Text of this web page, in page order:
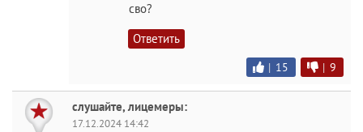
сво?
Ответить
| 15 | 9
слушайте, лицемеры:
17.12.2024 14:42